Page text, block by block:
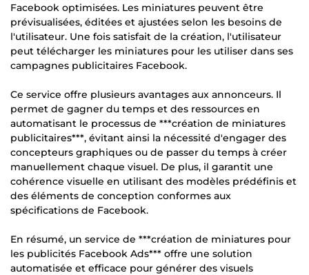
Facebook optimisées. Les miniatures peuvent être
prévisualisées, éditées et ajustées selon les besoins de
l'utilisateur. Une fois satisfait de la création, l'utilisateur
peut télécharger les miniatures pour les utiliser dans ses
campagnes publicitaires Facebook.
Ce service offre plusieurs avantages aux annonceurs. Il
permet de gagner du temps et des ressources en
automatisant le processus de ***création de miniatures
publicitaires***, évitant ainsi la nécessité d'engager des
concepteurs graphiques ou de passer du temps à créer
manuellement chaque visuel. De plus, il garantit une
cohérence visuelle en utilisant des modèles prédéfinis et
des éléments de conception conformes aux
spécifications de Facebook.
En résumé, un service de ***création de miniatures pour
les publicités Facebook Ads*** offre une solution
automatisée et efficace pour générer des visuels